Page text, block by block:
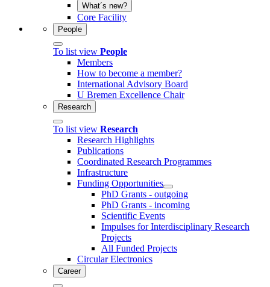
What´s new?
Core Facility
People
To list view People
Members
How to become a member?
International Advisory Board
U Bremen Excellence Chair
Research
To list view Research
Research Highlights
Publications
Coordinated Research Programmes
Infrastructure
Funding Opportunities
PhD Grants - outgoing
PhD Grants - incoming
Scientific Events
Impulses for Interdisciplinary Research
Projects
All Funded Projects
Circular Electronics
Career